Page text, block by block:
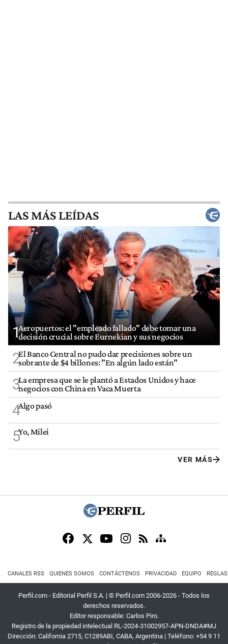
LAS MÁS LEÍDAS
1Aeropuertos: el "empleado fallado" debe tomar una
decisión crucial sobre Eurnekian y sus negocios
2El Banco Central no pudo dar precisiones sobre un
sobrante de $4 billones: "En algún lado están"
3La empresa que se le plantó a Estados Unidos y hace
negocios con China en Vaca Muerta
4Algo pasó
5Yo, Milei
VER MÁS
CANALES RSS QUIENES SOMOS CONTÁCTENOS PRIVACIDAD EQUIPO
Perfil.com - Editorial Perfil S.A. | © Perfil.com 2006-2026 - Todos los
derechos reservados.
Editor responsable: Carlos Piro.
Registro de la propiedad intelectual RL-2024-31002957-APN-DNDA#MJ
Dirección: California 2715, C1289ABI, CABA, Argentina | Teléfono: +54 9 11